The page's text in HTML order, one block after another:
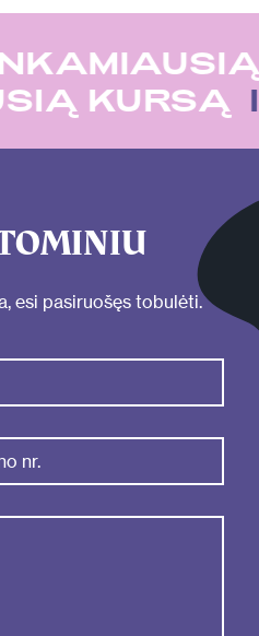
KURSĄ
esi pasiruošęs tobulėti.